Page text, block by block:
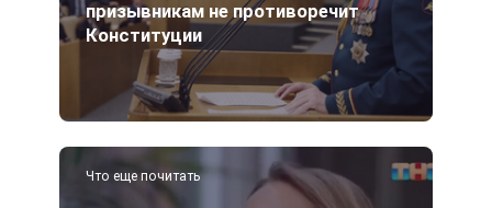
призывникам не противоречит
Конституции
Что еще почитать